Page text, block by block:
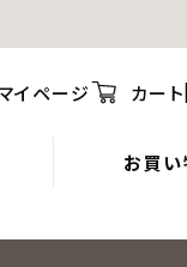
マイページ カート